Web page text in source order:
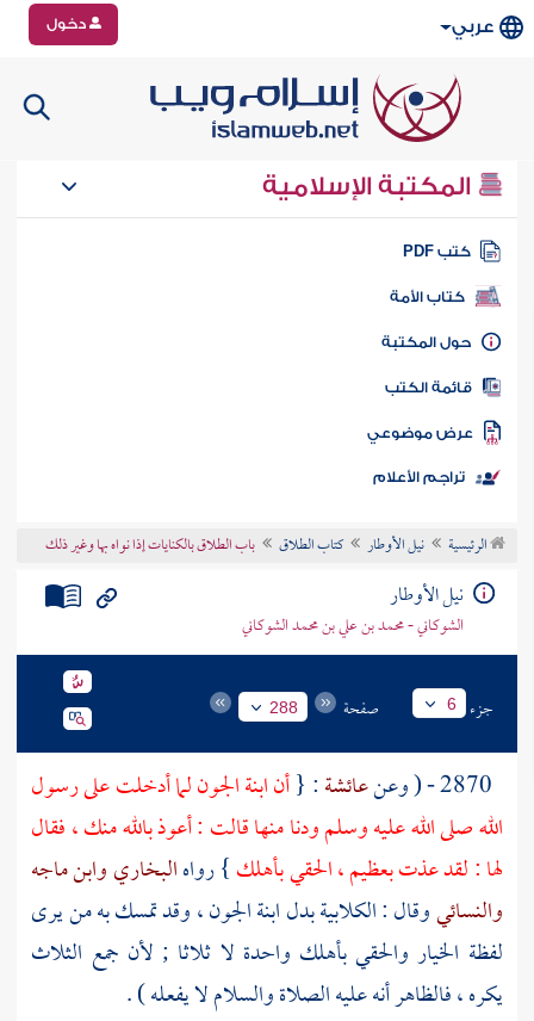
عربي دخول
المكتبة الإسلامية
كتب PDF
كتاب الأمة
المكتبة
الكتب
موضوعي
تراجم الأعلام
الرئيسية نيل الأوطار كتاب الطلاق باب الطلاق بالكنايات إذا نواه بها وغير ذلك
نيل الأوطار
الشوكاني - محمد بن علي بن محمد الشوكاني
جزء 6 صفحة 288
عائشة: {أنابنة الجونلما أدخلت على رسول
الله صلى الله عليه وسلم ودنا منها قالت : أعوذ بالله منك ، فقال
لها : لقد عذت بعظيم ، الحقي بأهلك} رواهالبخاريوابن ماجه
والنسائيوقال : الكلابية بدلابنة الجون، وقد تمسك به من يرى
لفظة الخيار والحقي بأهلك واحدة لا ثلاثا ; لأن جمع الثلاث
يكره ، فالظاهر أنه عليه الصلاة والسلام لا يفعله ) .